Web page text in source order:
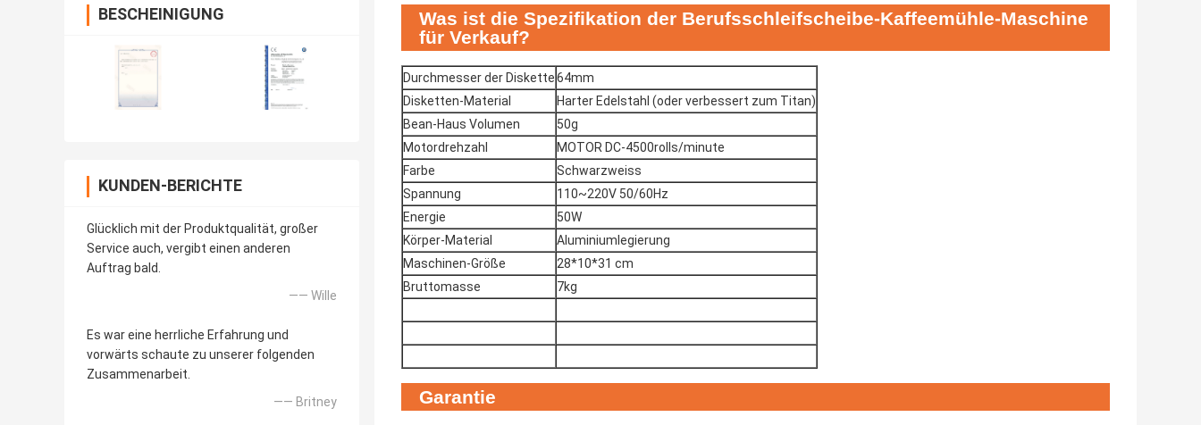
BESCHEINIGUNG
KUNDEN-BERICHTE
Glücklich mit der Produktqualität, großer
Service auch, vergibt einen anderen
Auftrag bald.
—— Wille
Es war eine herrliche Erfahrung und
vorwärts schaute zu unserer folgenden
Zusammenarbeit.
—— Britney
Was ist die Spezifikation der Berufsschleifscheibe-Kaffeemühle-Maschine
für Verkauf?
Durchmesser der Diskette64mm
Disketten-Material
Harter Edelstahl (oderverbessert zum Titan)
Bean-Haus Volumen
50g
Motordrehzahl
MOTOR DC-4500rolls/minute
Farbe
Schwarzweiss
Spannung
110~220V 50/60Hz
Energie
50W
Körper-Material
Aluminiumlegierung
Maschinen-Größe
28*10*31 cm
Bruttomasse
7kg
Garantie